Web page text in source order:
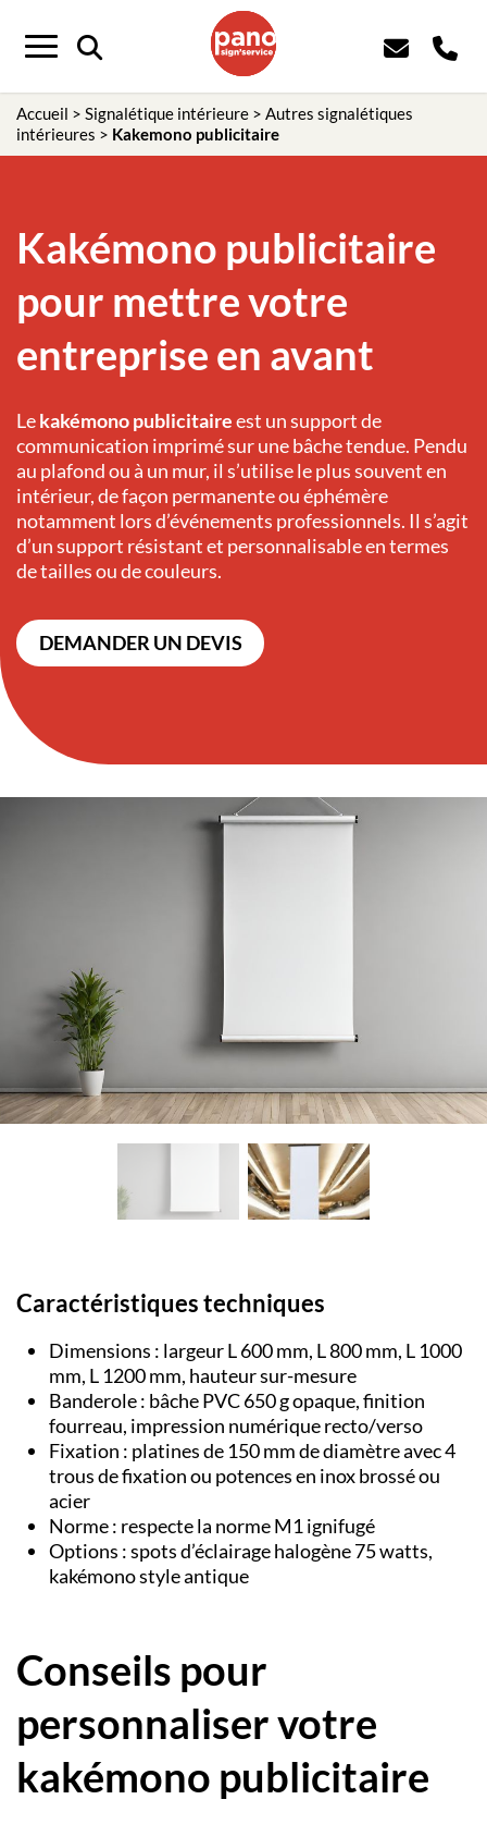
Menu
Accueil > Signalétique intérieure > Autres signalétiques
intérieures > Kakemono publicitaire
Kakémono publicitaire
pour mettre votre
entreprise en avant
Lekakémono publicitaireest un support de
communication imprimé sur une bâche tendue. Pendu
au plafond ou à un mur, il s’utilise le plus souvent en
intérieur, de façon permanente ou éphémère
notamment lors d’événements professionnels. Il s’agit
d’un support résistant et personnalisable en termes
de tailles ou de couleurs.
DEMANDER UN DEVIS
Caractéristiques techniques
Dimensions : largeur L 600 mm, L 800 mm, L 1000
mm, L 1200 mm, hauteur sur-mesure
Banderole : bâche PVC 650 g opaque, finition
fourreau, impression numérique recto/verso
Fixation : platines de 150 mm de diamètre avec 4
trous de fixation ou potences en inox brossé ou
acier
Norme : respecte la norme M1 ignifugé
Options : spots d’éclairage halogène 75 watts,
kakémono style antique
Conseils pour
personnaliser votre
kakémono publicitaire
Panneau de gestion des cookies